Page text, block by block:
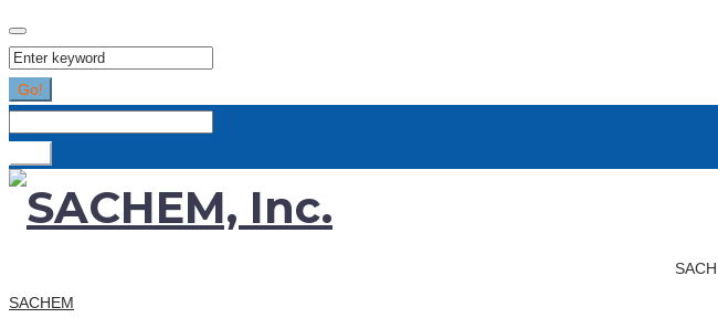
Search
for:
Go!
SACHEM